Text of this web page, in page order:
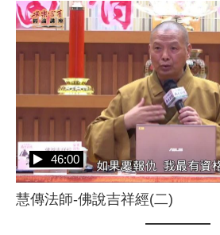
慧傳法師-佛說吉祥經(二)
46:00